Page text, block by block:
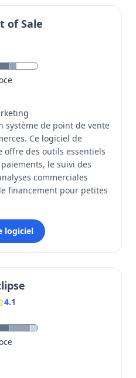
of Sale
système de point de vente
Ce logiciel de
offre des outils essentiels
le suivi des
commerciales
financement pour petites
logiciel
4.1